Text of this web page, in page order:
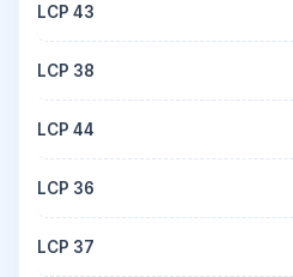
LCP 43
LCP 38
LCP 44
LCP 36
LCP 37